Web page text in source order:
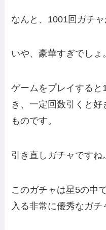
なんと、1001回ガチャ
いや、豪華すぎでしょ
ゲームをプレイする
き、一定回数引くと好
ものです。
引き直しガチャですね
このガチャは星5の中
入る非常に優秀なガチ